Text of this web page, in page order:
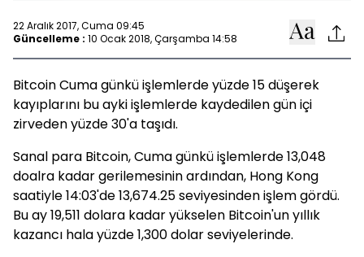
22 Aralık 2017, Cuma 09:45
Güncelleme : 10 Ocak 2018, Çarşamba 14:58
Bitcoin Cuma günkü işlemlerde yüzde 15 düşerek
kayıplarını bu ayki işlemlerde kaydedilen gün içi
zirveden yüzde 30'a taşıdı.
Sanal para Bitcoin, Cuma günkü işlemlerde 13,048
doalra kadar gerilemesinin ardından, Hong Kong
saatiyle 14:03'de 13,674.25 seviyesinden işlem gördü.
Bu ay 19,511 dolara kadar yükselen Bitcoin'un yıllık
kazancı hala yüzde 1,300 dolar seviyelerinde.